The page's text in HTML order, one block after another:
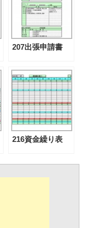
207出張申請書
216資金繰り表